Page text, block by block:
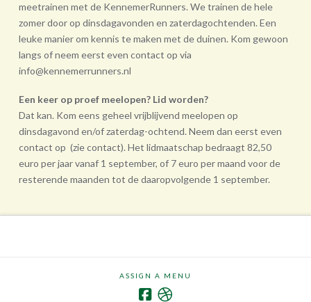
meetrainen met de KennemerRunners. We trainen de hele
zomer door op dinsdagavonden en zaterdagochtenden. Een
leuke manier om kennis te maken met de duinen. Kom gewoon
langs of neem eerst even contact op via
info@kennemerrunners.nl
Een keer op proef meelopen? Lid worden?
Dat kan. Kom eens geheel vrij­blijvend meelopen op
dinsdagavond en/of zaterdag-ochtend. Neem dan eerst even
contact op (zie contact). Het lidmaatschap bedraagt 82,50
euro per jaar vanaf 1 september, of 7 euro per maand voor de
resterende maanden tot de daarop­volgende 1 september.
ASSIGN A MENU